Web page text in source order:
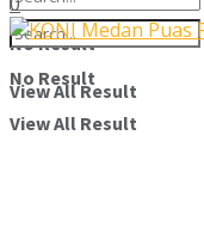
No Result
View All Result
No Result
View All Result